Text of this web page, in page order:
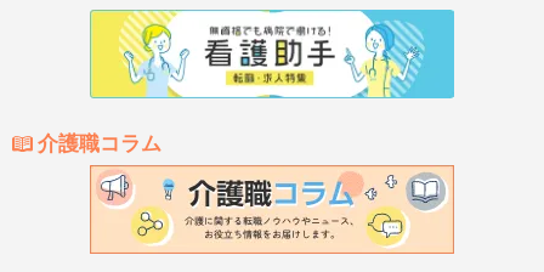
介護職コラム